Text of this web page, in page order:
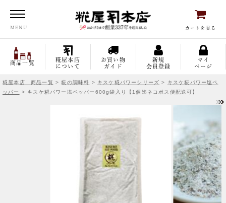
MENU カートを見る
商品一覧
糀屋本店
について
お買い物
ガイド
新規
会員登録
マイ
ページ
糀屋本店 商品一覧 >糀の調味料 > キスケ糀パワーシリーズ >
キスケ糀パワー塩ペ
ッパー
> キスケ糀パワー塩ペッパー600g袋入り【1個迄ネコポス便配送可】